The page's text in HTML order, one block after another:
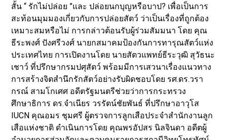
สั้น “ รักไม่ปล่อย ”และ ปล่อยนกบุญหรือบาป? เพื่อเป็นการ
สะท้อนมุมมองเกี่ยวกับการปล่อยสัตว์ ว่าเป็นเรื่องที่ถูกต้อง
เหมาะสมหรือไม่ การกล่าวต้อนรับผู้ร่วมสัมมนา โดย คุณ
ธีระพงศ์ ปังศรีวงศ์ นายกสมาคมป้องกันการทารุณสัตว์แห่ง
ประเทศไทย การเปิดงานโดย นายสัตวแพทย์ธีระวุฒิ สุวัธนะ
เชาว์ ที่ปรึกษากรมปศุสัตว์ พร้อมมีการเสวนาเรื่องแนวทาง
การสร้างจิตสำนึกรักสัตว์อย่างรับผิดชอบโดย รศ.ดร.วรา
กรณ์ สามโกเศศ อดีตรัฐมนตรีช่วยว่าการกระทรวง
ศึกษาธิการ ดร.จำเนียร วรรัตน์ชัยพันธ์ ที่ปรึกษาอาวุโส
IUCN คุณอมร ชุมศรี ผู้ตรวจการลูกเสือประจำสำนักงานลูก
เสือแห่งชาติ ดำเนินการโดย คุณพรอัปสร นิลจินดา อดีตผู้